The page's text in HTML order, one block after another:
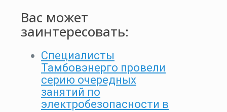
Вас может
заинтересовать:
Специалисты
Тамбовэнерго провели
серию очередных
занятий по
электробезопасности в